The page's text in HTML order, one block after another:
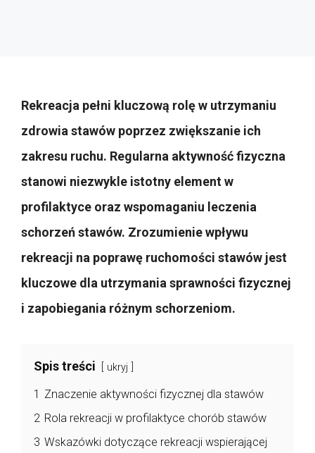
Rekreacja pełni kluczową rolę w utrzymaniu
zdrowia stawów poprzez zwiększanie ich
zakresu ruchu. Regularna aktywność fizyczna
stanowi niezwykle istotny element w
profilaktyce oraz wspomaganiu leczenia
schorzeń stawów. Zrozumienie wpływu
rekreacji na poprawę ruchomości stawów jest
kluczowe dla utrzymania sprawności fizycznej
i zapobiegania różnym schorzeniom.
Spis treści ukryj
1 Znaczenie aktywności fizycznej dla stawów
2 Rola rekreacji w profilaktyce chorób stawów
3 Wskazówki dotyczące rekreacji wspierającej